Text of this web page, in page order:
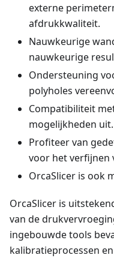
externe
afdrukkwaliteit.
Nauwkeurige
nauwkeurige
Ondersteuning
polyholes
Compatibiliteit
mogelijkheden uit.
Profiteer van
voor het verfijnen
OrcaSlicer is ook
OrcaSlicer is
van de
ingebouwde tools
kalibratieprocessen